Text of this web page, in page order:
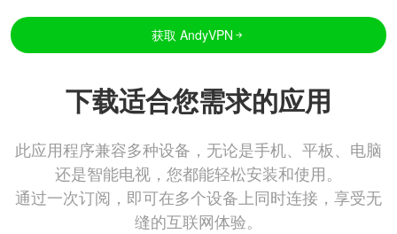
获取 AndyVPN
下载适合您需求的应用
此应用程序兼容多种设备，无论是手机、平板、电脑
还是智能电视，您都能轻松安装和使用。
通过一次订阅，即可在多个设备上同时连接，享受无
缝的互联网体验。